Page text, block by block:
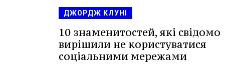
ДЖОРДЖ КЛУНІ
10 знаменитостей, які свідомо
вирішили не користуватися
соціальними мережами